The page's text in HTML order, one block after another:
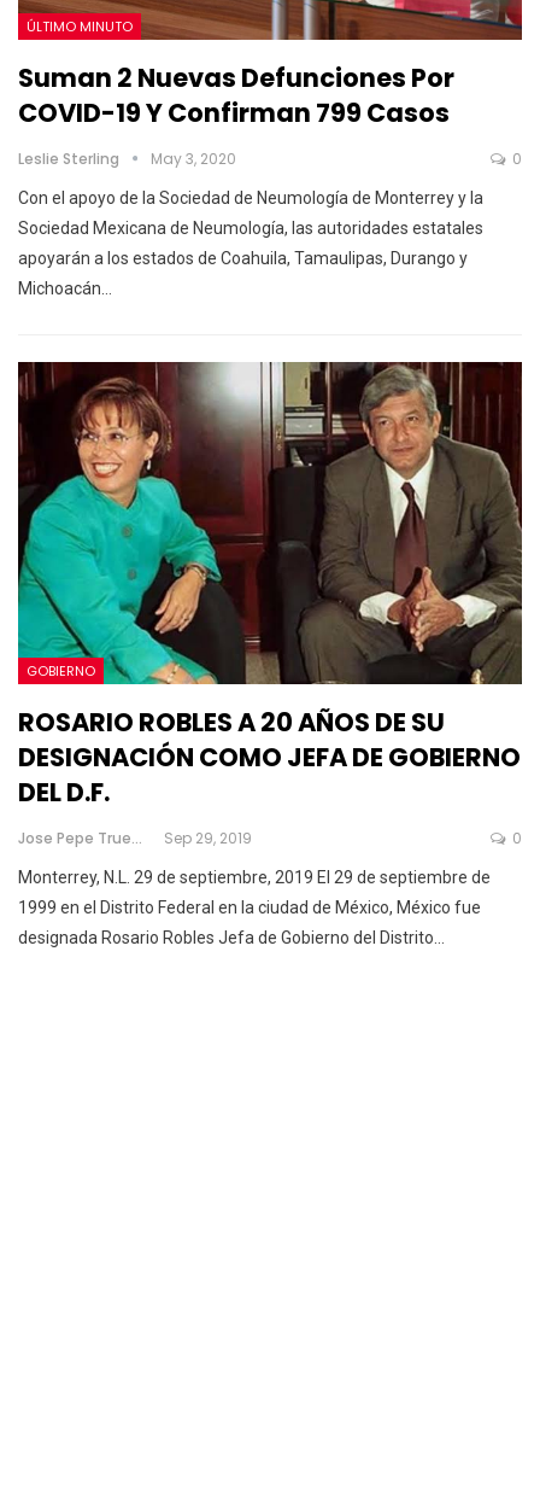
ÚLTIMO MINUTO
Suman 2 Nuevas Defunciones Por
COVID-19 Y Confirman 799 Casos
Leslie Sterling May 3, 2020 0
Con el apoyo de la Sociedad de Neumología de Monterrey y la
Sociedad Mexicana de Neumología, las autoridades estatales
apoyarán a los estados de Coahuila, Tamaulipas, Durango y
Michoacán
GOBIERNO
ROSARIO ROBLES A 20 AÑOS DE SU
DESIGNACIÓN COMO JEFA DE GOBIERNO
DEL D.F.
Jose Pepe Trueno Sep 29, 2019 0
Monterrey, N.L. 29 de septiembre, 2019 El 29 de septiembre de
1999 en el Distrito Federal en la ciudad de México, México fue
designada Rosario Robles Jefa de Gobierno del Distrito…